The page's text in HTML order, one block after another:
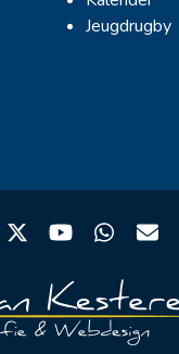
Jeugdrugby
TwitterYouTube